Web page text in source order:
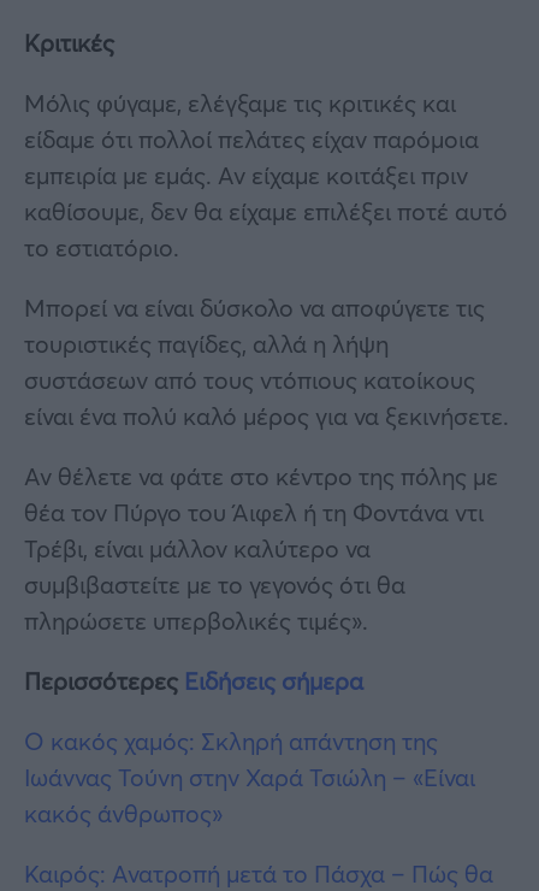
Κριτικές
Μόλις φύγαμε, ελέγξαμε τις κριτικές και
είδαμε ότι πολλοί πελάτες είχαν παρόμοια
εμπειρία με εμάς. Αν είχαμε κοιτάξει πριν
καθίσουμε, δεν θα είχαμε επιλέξει ποτέ αυτό
το εστιατόριο.
Μπορεί να είναι δύσκολο να αποφύγετε τις
τουριστικές παγίδες, αλλά η λήψη
συστάσεων από τους ντόπιους κατοίκους
είναι ένα πολύ καλό μέρος για να ξεκινήσετε.
Αν θέλετε να φάτε στο κέντρο της πόλης με
θέα τον Πύργο του Άιφελ ή τη Φοντάνα ντι
Τρέβι, είναι μάλλον καλύτερο να
συμβιβαστείτε με το γεγονός ότι θα
πληρώσετε υπερβολικές τιμές».
Περισσότερες Ειδήσεις σήμερα
Ο κακός χαμός: Σκληρή απάντηση της
Ιωάννας Τούνη στην Χαρά Τσιώλη – «Είναι
κακός άνθρωπος»
Καιρός: Ανατροπή μετά το Πάσχα – Πώς θα